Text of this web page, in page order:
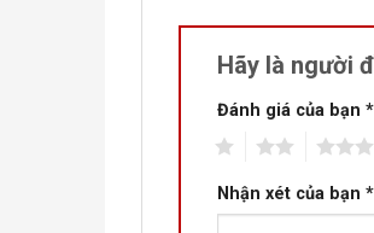
Hãy là người
Đánh giá của bạn *
Nhận xét của bạn *